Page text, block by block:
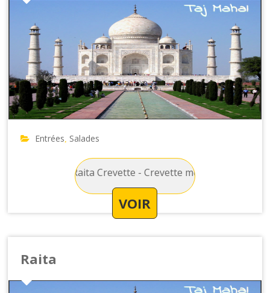
Entrées Salades
Salades : Raita Crevette - Crevette mélangée avec du
VOIR
Raita